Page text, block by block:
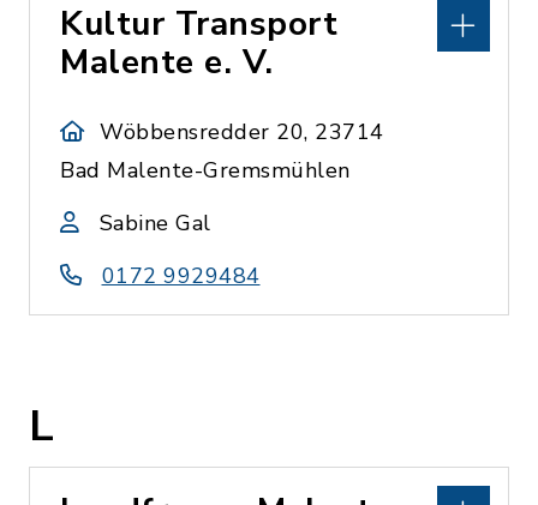
Kultur Transport
Malente e. V.
Wöbbensredder 20, 23714
Bad Malente-Gremsmühlen
Sabine Gal
0172 9929484
L